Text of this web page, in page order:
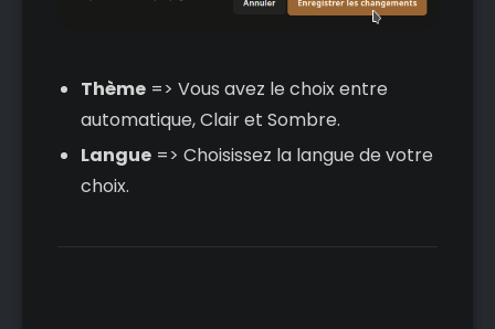
Thème=> Vous avez le choix entre
automatique, Clair et Sombre.
Langue=> Choisissez la langue de votre
choix.